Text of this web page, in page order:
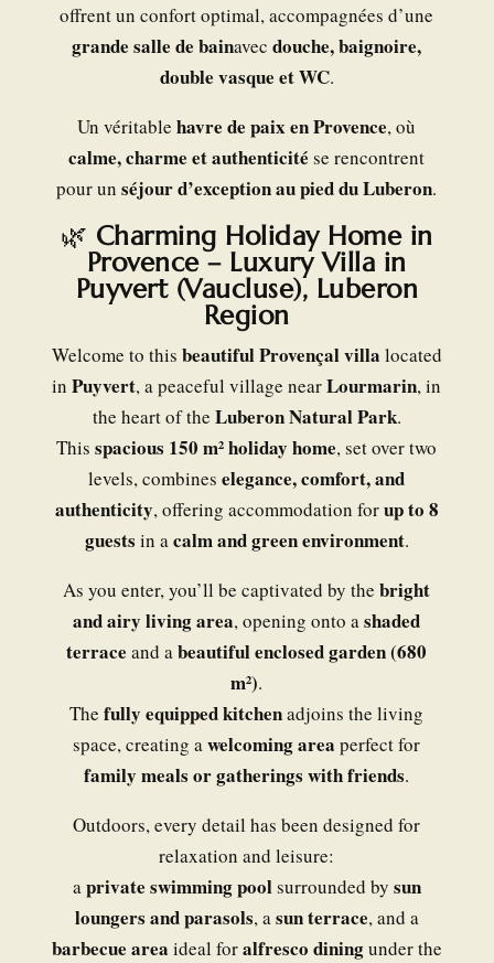
offrent un confort optimal, accompagnées d’une
grande salle de bainavecdouche, baignoire,
double vasque et WC.
Un véritablehavre de paix en Provence, où
calme, charme et authenticité se rencontrent
pour unséjour d’exception au pied du Luberon.
🌿 Charming Holiday Home in
Provence – Luxury Villa in
Puyvert (Vaucluse), Luberon
Region
Welcome to this beautiful Provençal villa located
inPuyvert, a peaceful village nearLourmarin, in
the heart of the Luberon Natural Park.
Thisspacious 150 m² holiday home, set over two
levels, combineselegance, comfort, and
authenticity, offering accommodation forup to 8
guests in a calm and green environment.
As you enter, you’ll be captivated by thebright
and airy living area, opening onto ashaded
terrace and abeautiful enclosed garden (680
m²).
Thefully equipped kitchenadjoins the living
space, creating awelcoming area perfect for
family meals or gatherings with friends.
Outdoors, every detail has been designed for
relaxation and leisure:
a private swimming poolsurrounded by sun
loungers and parasols, a sun terrace, and a
barbecue area ideal foralfresco diningunder the